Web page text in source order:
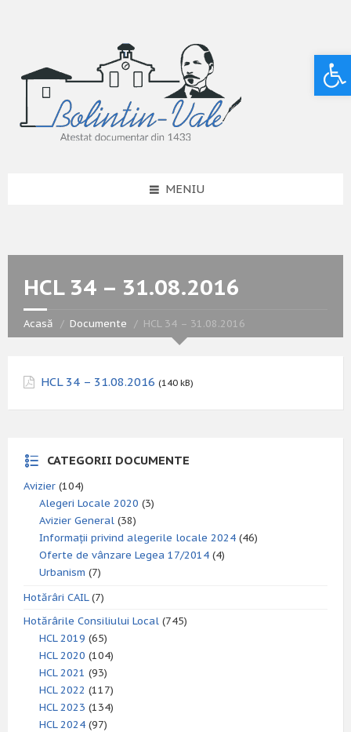
MENIU
HCL 34 – 31.08.2016
Acasă Documente HCL 34 – 31.08.2016
HCL 34 – 31.08.2016 (140 kB)
CATEGORII DOCUMENTE
Avizier (104)
Alegeri Locale 2020 (3)
Avizier General (38)
Informații privind alegerile locale 2024 (46)
Oferte de vânzare Legea 17/2014 (4)
Urbanism (7)
Hotărâri CAIL(7)
Hotărârile Consiliului Local (745)
HCL 2019 (65)
HCL 2020 (104)
HCL 2021 (93)
HCL 2022 (117)
HCL 2023 (134)
HCL 2024 (97)
Deschide bara de unelte